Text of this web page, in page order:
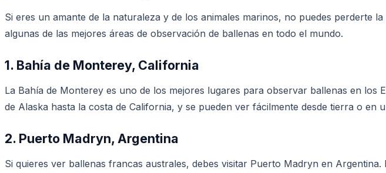
Si eres un amante de la naturaleza y de los animales marinos, no puedes perderte
algunas de las mejores áreas de observación de ballenas en todo el mundo.
1. Bahía de Monterey, California
La Bahía de Monterey es uno de los mejores lugares para observar ballenas en los
de Alaska hasta la costa de California, y se pueden ver fácilmente desde tierra o en
2. Puerto Madryn, Argentina
Si quieres ver ballenas francas australes, debes visitar Puerto Madryn en